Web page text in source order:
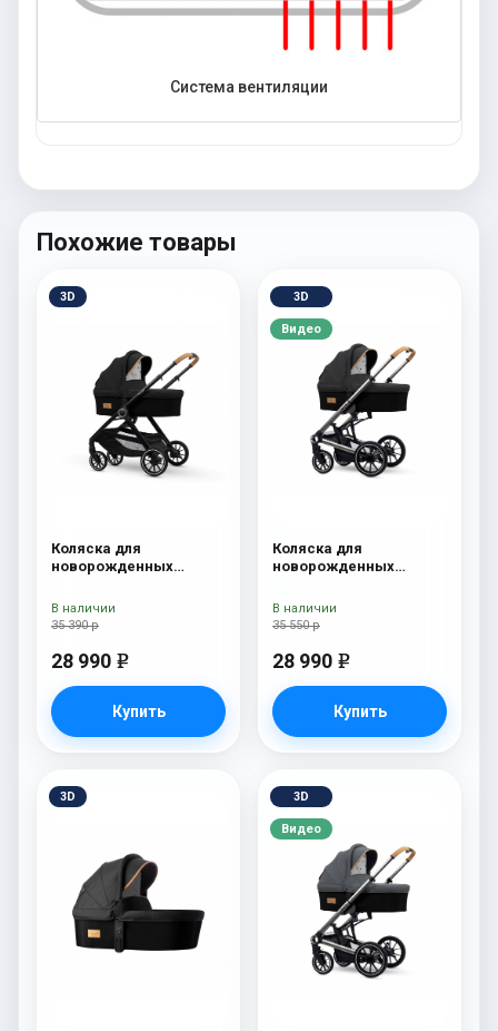
Система вентиляции
Похожие товары
3D
Коляска для
новорожденных
35 390 р
28 990 e
Купить
В наличии
3D
Видео
Коляска для
новорожденных
35 550 р
28 990 e
Купить
В наличии
3D 3D
Видео